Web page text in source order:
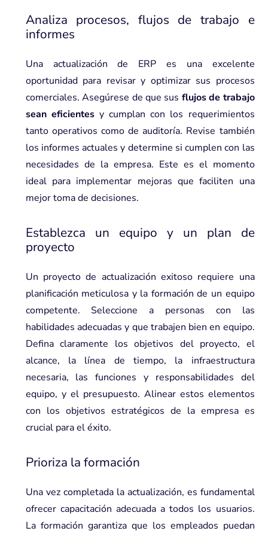
Analiza procesos, flujos de trabajo e
informes
Una actualización de ERP es una excelente
oportunidad para revisar y optimizar sus procesos
comerciales. Asegúrese de que sus flujos de trabajo
sean eficientesy cumplan con los requerimientos
tanto operativos como de auditoría. Revise también
los informes actuales y determine si cumplen con las
necesidades de la empresa. Este es el momento
ideal para implementar mejoras que faciliten una
mejor toma de decisiones.
Establezca un equipo y un plan de
proyecto
Un proyecto de actualización exitoso requiere una
planificación meticulosa y la formación de un equipo
competente. Seleccione a personas con las
habilidades adecuadas y que trabajen bien en equipo.
Defina claramente los objetivos del proyecto, el
alcance, la línea de tiempo, la infraestructura
necesaria, las funciones y responsabilidades del
equipo, y el presupuesto. Alinear estos elementos
con los objetivos estratégicos de la empresa es
crucial para el éxito.
Prioriza la formación
Una vez completada la actualización, es fundamental
ofrecer capacitación adecuada a todos los usuarios.
La formación garantiza que los empleados puedan